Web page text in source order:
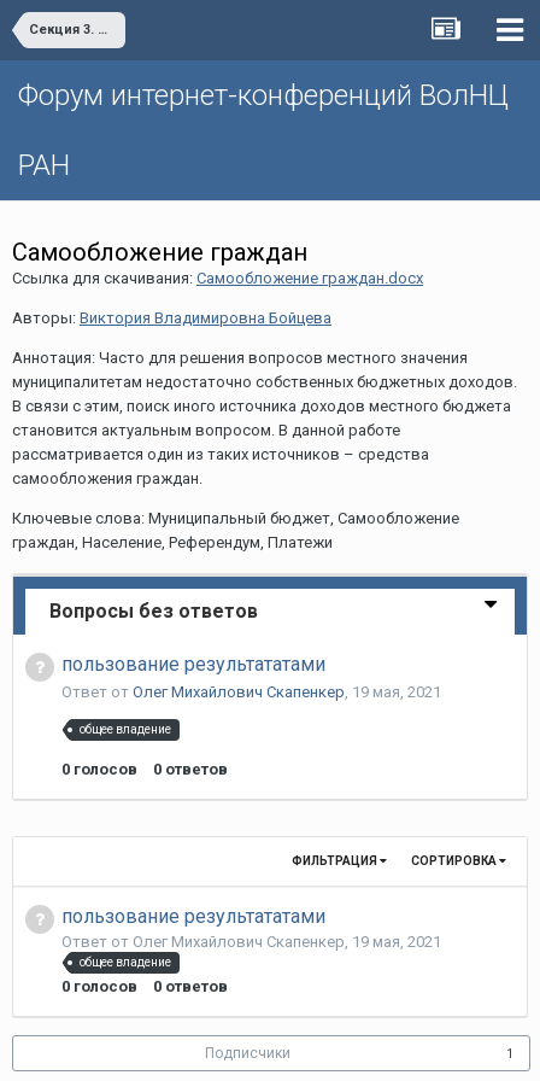
Секция 3. «Проблемы и пути повышения финансовой устойчивости территории»
Форум интернет-конференций ВолНЦ
РАН
Самообложение граждан
Ссылка для скачивания: Самообложение граждан.docx
Авторы: Виктория Владимировна Бойцева
Аннотация: Часто для решения вопросов местного значения
муниципалитетам недостаточно собственных бюджетных доходов.
В связи с этим, поиск иного источника доходов местного бюджета
становится актуальным вопросом. В данной работе
рассматривается один из таких источников – средства
самообложения граждан.
Ключевые слова: Муниципальный бюджет, Самообложение
граждан, Население, Референдум, Платежи
Вопросы без ответов
пользование результататами
Ответ от Олег Михайлович Скапенкер, 19 мая, 2021
общее владение
0 голосов 0 ответов
СОРТИРОВКА
ФИЛЬТРАЦИЯ
пользование результататами
Ответ от Олег Михайлович Скапенкер, 19 мая, 2021
общее владение
0 голосов 0 ответов
Подписчики 1